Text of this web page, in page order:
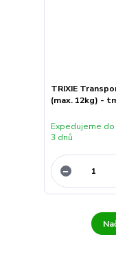
TRIXIE
(max. 12kg) -
Expedujeme do
3 dnů